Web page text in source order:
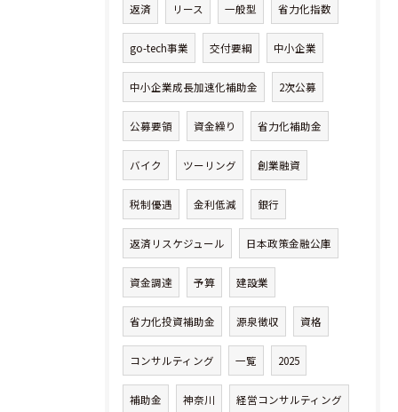
返済 リース 一般型 省力化指数
go-tech事業 交付要綱 中小企業
中小企業成長加速化補助金 2次公募
公募要領 資金繰り 省力化補助金
バイク ツーリング 創業融資
税制優遇 金利低減 銀行
返済リスケジュール 日本政策金融公庫
資金調達 予算 建設業
省力化投資補助金 源泉徴収 資格
コンサルティング 一覧 2025
補助金 神奈川 経営コンサルティング